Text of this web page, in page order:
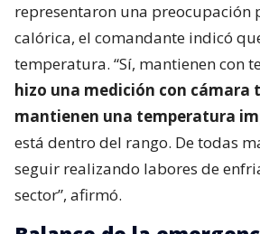
representaron una preocupación
calórica, el comandante indicó
temperatura. “Sí, mantienen con
hizo una medición con cámara
mantienen una temperatura
está dentro del rango. De todas
seguir realizando labores de
sector”, afirmó.